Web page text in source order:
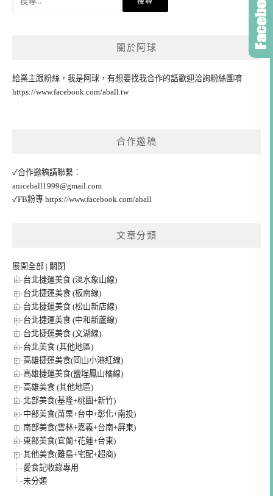
關於阿球
給業主跟粉絲，我是阿球，有想要找我合作的話歡迎洽詢粉絲團唷
https://www.facebook.com/aball.tw
合作邀稿
✓合作邀稿請聯繫：
aniceball1999@gmail.com
✓FB粉專 https://www.facebook.com/aball
文章分類
展開全部 | 關閉
台北捷運美食 (淡水象山線)
台北捷運美食 (板南線)
台北捷運美食 (松山新店線)
台北捷運美食 (中和新蘆線)
台北捷運美食 (文湖線)
台北美食 (其他地區)
高雄捷運美食(岡山小港紅線)
高雄捷運美食(鹽埕鳳山橘線)
高雄美食 (其他地區)
北部美食(基隆+桃園+新竹)
中部美食(苗栗+台中+彰化+南投)
南部美食(雲林+嘉義+台南+屏東)
東部美食(宜蘭+花蓮+台東)
其他美食(離島+宅配+超商)
愛食記收錄專用
未分類